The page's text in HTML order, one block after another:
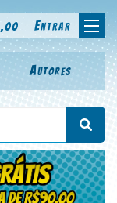
,00 Entrar
Autores
série, escritor,